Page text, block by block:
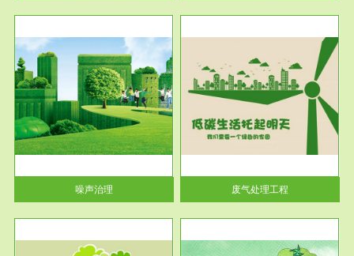
噪声治理
服务范围
废气处理工程
废气处理工程